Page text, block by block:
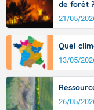
de forêt
21/05/
Quel
13/05/
26/05/